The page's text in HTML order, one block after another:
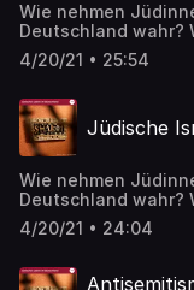
Wie nehmen
Deutschland wahr?
Oder jüdische
spricht Journalistin
4/20/21 • 25:54
Jüdische
Wie nehmen
Deutschland wahr?
Oder jüdische
spricht Journalistin
4/20/21 • 24:04